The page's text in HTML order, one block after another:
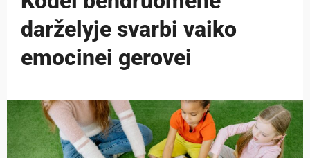
darželyje svarbi vaiko
emocinei gerovei